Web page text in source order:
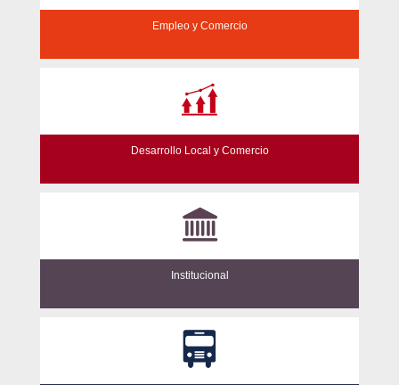
Empleo y Comercio
Desarrollo Local y Comercio
Institucional